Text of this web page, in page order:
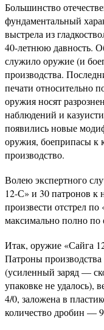
Большинство
фундаментальный
выстрела из
40-летнюю давность.
служило оружие (и
производства.
печати относительно
оружия носят
наблюдений и
появились новые
оружия, боеприпасы к
производство.
Волею экспертного
12-С» и 30 патронов к
произвести отстрел
максимально полно
Итак, оружие «Сайга
Патроны
(усиленный заряд —
упаковке не удалось),
4/0, заложена в
количество дробин —